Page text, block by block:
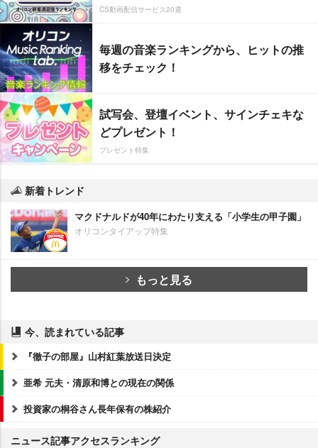
CS動画配信サービス20選
毎週の音楽ランキングから、ヒットの推
移をチェック！
試写会、登壇イベント、サインチェキな
どプレゼント！
プレゼント特集
新着トレンド
マクドナルドが40年にわたり支える「小学生の甲子園」
オリコンタイアップ特集
もっと見る
今、読まれている記事
『徹子の部屋』山村紅葉放送日決定
亜希 元夫・清原和博との現在の関係
投資家の桐谷さん長年保有の株紹介
ニュース記事アクセスランキング